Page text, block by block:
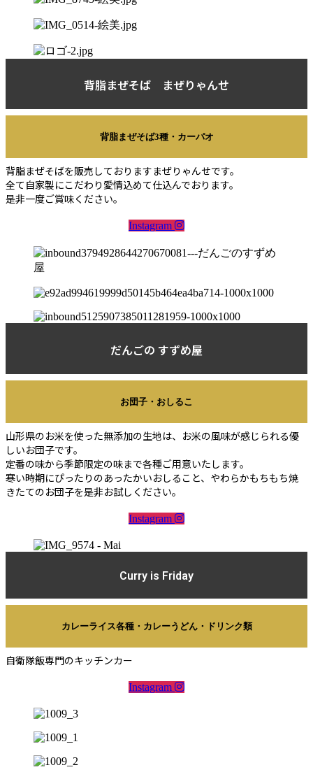
背脂まぜそば まぜりゃんせ
背脂まぜそば3種・カーパオ
背脂まぜそばを販売しておりますまぜりゃんせです。
全て自家製にこだわり愛情込めて仕込んでおります。
是非一度ご賞味ください。
Instagram
だんごの すずめ屋
お団子・おしるこ
山形県のお米を使った無添加の生地は、お米の風味が感じられる優
しいお団子です。
定番の味から季節限定の味まで各種ご用意いたします。
寒い時期にぴったりのあったかいおしること、やわらかもちもち焼
きたてのお団子を是非お試しください。
Instagram
Curry is Friday
カレーライス各種・カレーうどん・ドリンク類
自衛隊飯専門のキッチンカー
Instagram